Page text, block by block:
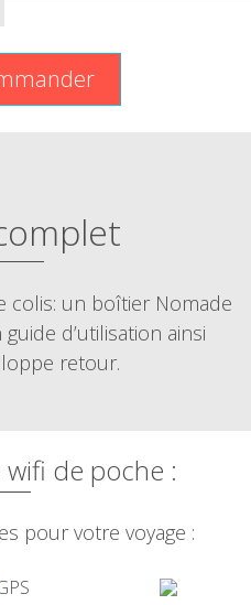
colis: un boîtier Nomade
d’utilisation ainsi
retour.
de poche :
pour votre voyage :